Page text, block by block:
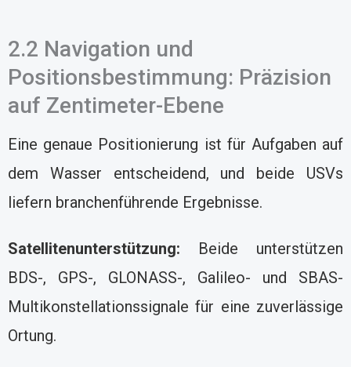
2.2 Navigation und
Positionsbestimmung: Präzision
auf Zentimeter-Ebene
Eine genaue Positionierung ist für Aufgaben auf
dem Wasser entscheidend, und beide USVs
liefern branchenführende Ergebnisse.
Satellitenunterstützung: Beide unterstützen
BDS-, GPS-, GLONASS-, Galileo- und SBAS-
Multikonstellationssignale für eine zuverlässige
Ortung.